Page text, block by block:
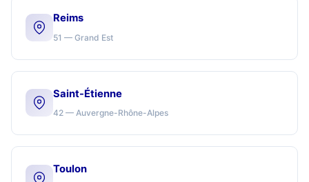
Reims
51 — Grand Est
Saint-Étienne
42 — Auvergne-Rhône-Alpes
Toulon